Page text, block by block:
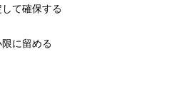
して確保する
限に留める